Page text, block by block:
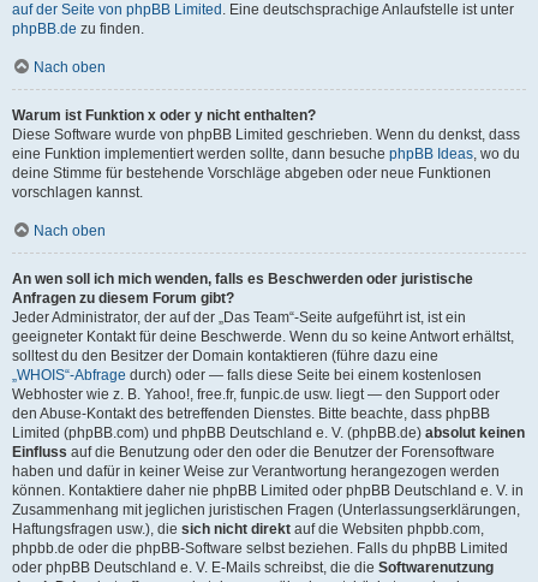
auf der Seite von phpBB Limited . Eine deutschsprachige Anlaufstelle ist unter
phpBB.de zu finden.
Nach oben
Warum ist Funktion x oder y nicht enthalten?
Diese Software wurde von phpBB Limited geschrieben. Wenn du denkst, dass
eine Funktion implementiert werden sollte, dann besuche phpBB Ideas, wo du
deine Stimme für bestehende Vorschläge abgeben oder neue Funktionen
vorschlagen kannst.
Nach oben
An wen soll ich mich wenden, falls es Beschwerden oder juristische
Anfragen zu diesem Forum gibt?
Jeder Administrator, der auf der „Das Team“-Seite aufgeführt ist, ist ein
geeigneter Kontakt für deine Beschwerde. Wenn du so keine Antwort erhältst,
solltest du den Besitzer der Domain kontaktieren (führe dazu eine
„WHOIS“-Abfrage durch) oder — falls diese Seite bei einem kostenlosen
Webhoster wie z. B. Yahoo!, free.fr, funpic.de usw. liegt — den Support oder
den Abuse-Kontakt des betreffenden Dienstes. Bitte beachte, dass phpBB
Limited (phpBB.com) und phpBB Deutschland e. V. (phpBB.de) absolut keinen
Einfluss auf die Benutzung oder den oder die Benutzer der Forensoftware
haben und dafür in keiner Weise zur Verantwortung herangezogen werden
können. Kontaktiere daher nie phpBB Limited oder phpBB Deutschland e. V. in
Zusammenhang mit jeglichen juristischen Fragen (Unterlassungserklärungen,
Haftungsfragen usw.), die sich nicht direkt auf die Websiten phpbb.com,
phpbb.de oder die phpBB-Software selbst beziehen. Falls du phpBB Limited
oder phpBB Deutschland e. V. E-Mails schreibst, die die Softwarenutzung